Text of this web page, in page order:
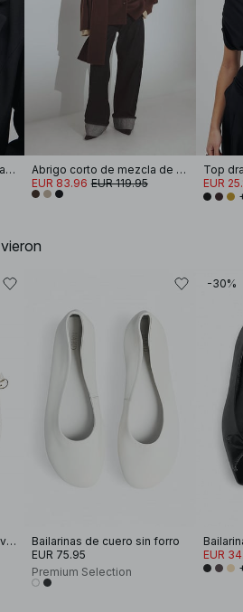
Top de encaje de manga larga
Abrigo corto de mezcla de lana con detalle de bufanda
EUR 83.96 EUR 119.95
Top
EUR
Bailarinas de ganchillo suaves
Bailarinas de cuero sin forro
EUR 75.95
Premium Selection
-30%
EUR